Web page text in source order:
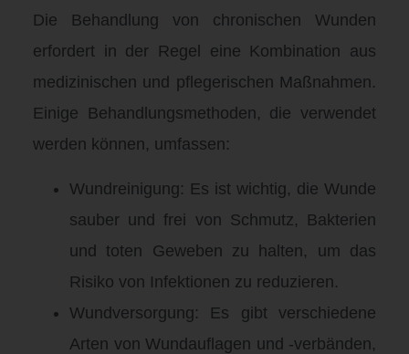
Die Behandlung von chronischen Wunden
erfordert in der Regel eine Kombination aus
medizinischen und pflegerischen Maßnahmen.
Einige Behandlungsmethoden, die verwendet
werden können, umfassen:
Wundreinigung: Es ist wichtig, die Wunde
sauber und frei von Schmutz, Bakterien
und toten Geweben zu halten, um das
Risiko von Infektionen zu reduzieren.
Wundversorgung: Es gibt verschiedene
Arten von Wundauflagen und -verbänden,